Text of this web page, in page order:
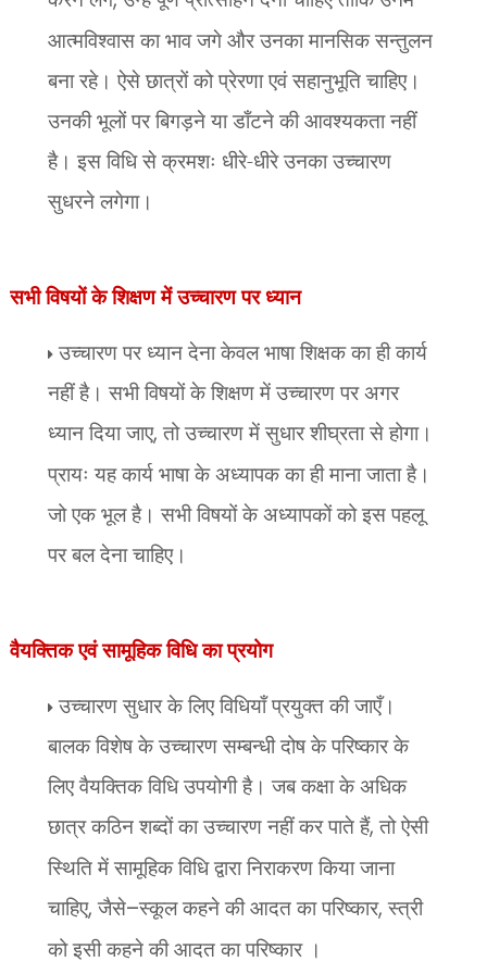
आत्मविश्वास का भाव जगे और उनका मानसिक सन्तुलन
बना रहे। ऐसे छात्रों को प्रेरणा एवं सहानुभूति चाहिए।
उनकी भूलों पर बिगड़ने या डाँटने की आवश्यकता नहीं
है। इस विधि से क्रमशः धीरे-धीरे उनका उच्चारण
सुधरने लगेगा।
सभी विषयों के शिक्षण में उच्चारण पर ध्यान
उच्चारण पर ध्यान देना केवल भाषा शिक्षक का ही कार्य
नहीं है। सभी विषयों के शिक्षण में उच्चारण पर अगर
ध्यान दिया जाए, तो उच्चारण में सुधार शीघ्रता से होगा।
प्रायः यह कार्य भाषा के अध्यापक का ही माना जाता है।
जो एक भूल है। सभी विषयों के अध्यापकों को इस पहलू
पर बल देना चाहिए।
वैयक्तिक एवं सामूहिक विधि का प्रयोग
उच्चारण सुधार के लिए विधियाँ प्रयुक्त की जाएँ।
बालक विशेष के उच्चारण सम्बन्धी दोष के परिष्कार के
लिए वैयक्तिक विधि उपयोगी है। जब कक्षा के अधिक
छात्र कठिन शब्दों का उच्चारण नहीं कर पाते हैं, तो ऐसी
स्थिति में सामूहिक विधि द्वारा निराकरण किया जाना
चाहिए, जैसे–स्कूल कहने की आदत का परिष्कार, स्त्री
को इसी कहने की आदत का परिष्कार ।